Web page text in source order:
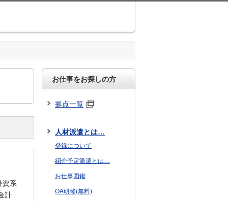
資系
計
お仕事をお探しの方
拠点一覧
人材派遣とは…
登録について
紹介予定派遣とは…
お仕事図鑑
OA研修(無料)